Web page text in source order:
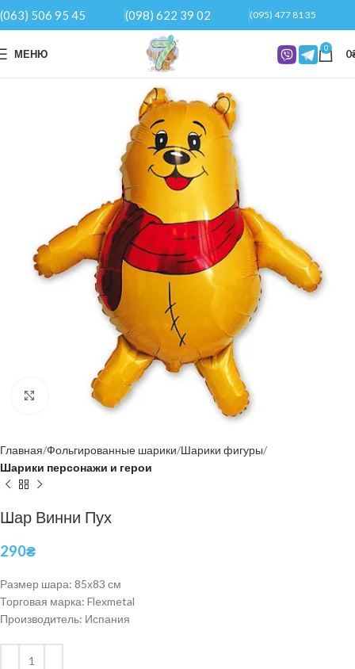
(063) 506 95 45 (098) 622 39 02 (095) 477 81 35
МЕНЮ 0 0
Нажмите, чтобы увеличить
Главная Фольгированные шарики Шарики фигуры
Шарики персонажи и герои
Шар Винни Пух
290₴
Размер шара: 85х83 см
Торговая марка: Flexmetal
Производитель: Испания